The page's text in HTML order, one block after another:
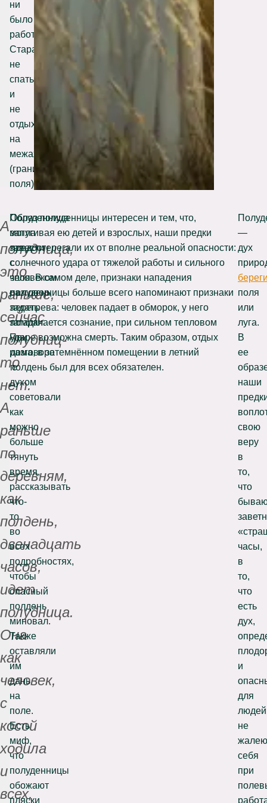
ни
было
работы.
Старались
не
спать
и
не
отдыхать
на
межах
(границах
поля).
А
полудница,
это
раньше,
сейчас
полудниц-
то
нет.
А
раньше
по
деревням,
как
полдень,
двенадцать
часов,
идет
полудница.
Она
как
человек,
с
косой
ходила
и
всех,
Полуденница
могла
завести
с
человеком
разговор,
задать
загадки.
При
разговоре
с
духом
советовали
как
можно
больше
тянуть
время,
рассказывать
что-
то
во
всех
подробностях,
чтобы
опасный
полдень
миновал.
Также
оставляли
им
дань
на
поле.
Есть
миф,
что
полуденницы
обожают
пляски
Образ полуденницы интересен и тем, что,
запугивая ею детей и взрослых, наши предки
предостерегали их от вполне реальной опасности:
солнечного удара от тяжелой работы и сильного
зноя. В самом деле, признаки нападения
полуденницы больше всего напоминают признаки
перегрева: человек падает в обморок, у него
помрачается сознание, при сильном тепловом
ударе возможна смерть. Таким образом, отдых
дома, в затемнённом помещении в летний
полдень был для всех обязателен.
—
дух
поля
или
луга.
В
ее
наши
свою
веру
в
то,
что
часы,
в
то,
что
есть
дух,
и
для
не
себя
при